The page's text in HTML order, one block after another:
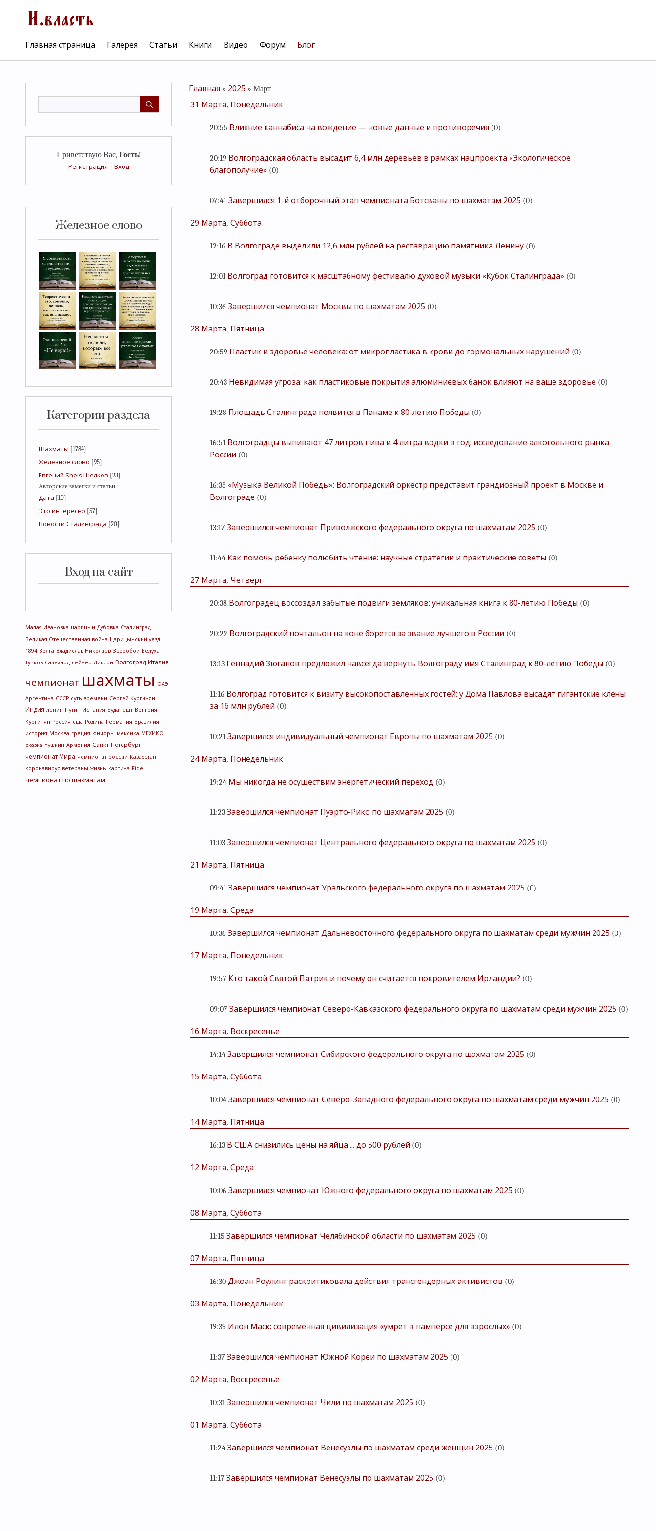
Главная страница Галерея Статьи Книги Видео Форум Блог
Приветствую Вас, Гость!
Регистрация
Вход
Железное слово
Категории раздела
Шахматы [1784]
Железное слово [95]
Евгений Shels Шелков [23]
Авторские заметки и статьи
Дата [10]
Это интересно [57]
Новости Сталинграда [20]
Вход на сайт
Малая Ивановка царицын Дубовка Сталинград
Великая Отечественная война Царицынский уезд
1894 Волга Владислав Николаев Зверобои Белуха
Тучков Салехард сейнер Диксон Волгоград Италия
чемпионат шахматы ОАЭ
Аргентина СССР суть времени Сергей Кургинян
Индия ленин Путин Испания Будапешт Венгрия
Кургинян Россия сша Родина Германия Бразилия
история Москва греция юниоры мексика МЕХИКО
сказка пушкин Армения Санкт-Петербург
чемпионат Мира чемпионат россии Казахстан
коронавирус ветераны жизнь картина Fide
чемпионат по шахматам
Главная » 2025 » Март
31 Марта, Понедельник
20:55 Влияние каннабиса на вождение — новые данные и противоречия (0)
20:19 Волгоградская область высадит 6,4 млн деревьев в рамках нацпроекта «Экологическое
благополучие» (0)
07:41 Завершился 1-й отборочный этап чемпионата Ботсваны по шахматам 2025 (0)
29 Марта, Суббота
12:16 В Волгограде выделили 12,6 млн рублей на реставрацию памятника Ленину (0)
12:01 Волгоград готовится к масштабному фестивалю духовой музыки «Кубок Сталинграда» (0)
10:36 Завершился чемпионат Москвы по шахматам 2025 (0)
28 Марта, Пятница
20:59 Пластик и здоровье человека: от микропластика в крови до гормональных нарушений (0)
20:43 Невидимая угроза: как пластиковые покрытия алюминиевых банок влияют на ваше здоровье (0)
19:28 Площадь Сталинграда появится в Панаме к 80-летию Победы (0)
16:51 Волгоградцы выпивают 47 литров пива и 4 литра водки в год: исследование алкогольного рынка
России (0)
16:35 «Музыка Великой Победы»: Волгоградский оркестр представит грандиозный проект в Москве и
Волгограде (0)
13:17 Завершился чемпионат Приволжского федерального округа по шахматам 2025 (0)
11:44 Как помочь ребенку полюбить чтение: научные стратегии и практические советы (0)
27 Марта, Четверг
20:38 Волгоградец воссоздал забытые подвиги земляков: уникальная книга к 80-летию Победы (0)
20:22 Волгоградский почтальон на коне борется за звание лучшего в России (0)
13:13 Геннадий Зюганов предложил навсегда вернуть Волгограду имя Сталинград к 80-летию Победы (0)
11:16 Волгоград готовится к визиту высокопоставленных гостей: у Дома Павлова высадят гигантские клёны
за 16 млн рублей (0)
10:21 Завершился индивидуальный чемпионат Европы по шахматам 2025 (0)
24 Марта, Понедельник
19:24 Мы никогда не осуществим энергетический переход (0)
11:23 Завершился чемпионат Пуэрто-Рико по шахматам 2025 (0)
11:03 Завершился чемпионат Центрального федерального округа по шахматам 2025 (0)
21 Марта, Пятница
09:41 Завершился чемпионат Уральского федерального округа по шахматам 2025 (0)
19 Марта, Среда
10:36 Завершился чемпионат Дальневосточного федерального округа по шахматам среди мужчин 2025 (0)
17 Марта, Понедельник
19:57 Кто такой Святой Патрик и почему он считается покровителем Ирландии? (0)
09:07 Завершился чемпионат Северо-Кавказского федерального округа по шахматам среди мужчин 2025 (0)
16 Марта, Воскресенье
14:14 Завершился чемпионат Сибирского федерального округа по шахматам 2025 (0)
15 Марта, Суббота
10:04 Завершился чемпионат Северо-Западного федерального округа по шахматам среди мужчин 2025 (0)
14 Марта, Пятница
16:13 В США снизились цены на яйца ... до 500 рублей (0)
12 Марта, Среда
10:06 Завершился чемпионат Южного федерального округа по шахматам 2025 (0)
08 Марта, Суббота
11:15 Завершился чемпионат Челябинской области по шахматам 2025 (0)
07 Марта, Пятница
16:30 Джоан Роулинг раскритиковала действия трансгендерных активистов (0)
03 Марта, Понедельник
19:39 Илон Маск: современная цивилизация «умрет в памперсе для взрослых» (0)
11:37 Завершился чемпионат Южной Кореи по шахматам 2025 (0)
02 Марта, Воскресенье
10:31 Завершился чемпионат Чили по шахматам 2025 (0)
01 Марта, Суббота
11:24 Завершился чемпионат Венесуэлы по шахматам среди женщин 2025 (0)
11:17 Завершился чемпионат Венесуэлы по шахматам 2025 (0)